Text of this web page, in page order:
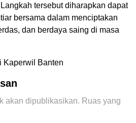
tersebut diharapkan dapat
bersama dalam menciptakan
dan berdaya saing di masa
Kaperwil Banten
akan dipublikasikan. Ruas yang